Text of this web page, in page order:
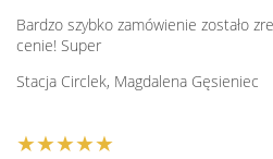
Bardzo szybko zamówienie zostało
cenie! Super
Stacja Circlek, Magdalena Gęsieniec
★★★★★